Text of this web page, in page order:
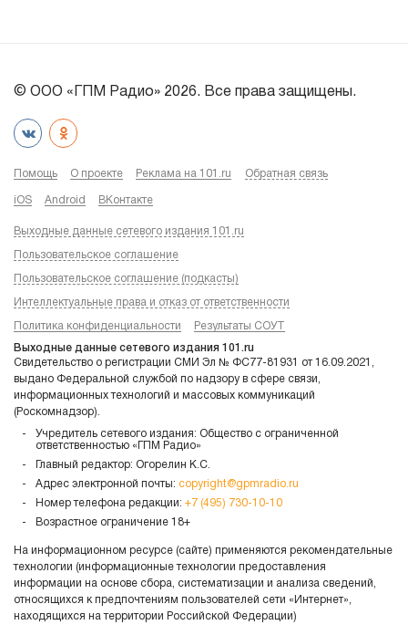
© ООО «ГПМ Радио» 2026. Все права защищены.
Помощь О проекте Реклама на 101.ru Обратная связь
iOS Android ВКонтакте
Выходные данные сетевого издания 101.ru
Пользовательское соглашение
Пользовательское соглашение (подкасты)
Интеллектуальные права и отказ от ответственности
Политика конфиденциальности Результаты СОУТ
Выходные данные сетевого издания 101.ru
Свидетельство о регистрации СМИ Эл № ФС77-81931 от 16.09.2021,
выдано Федеральной службой по надзору в сфере связи,
информационных технологий и массовых коммуникаций
(Роскомнадзор).
Учредитель сетевого издания: Общество с ограниченной
ответственностью «ГПМ Радио»
Главный редактор: Огорелин К.С.
Адрес электронной почты: copyright@gpmradio.ru
Номер телефона редакции: +7 (495) 730-10-10
Возрастное ограничение 18+
На информационном ресурсе (сайте) применяются рекомендательные
технологии (информационные технологии предоставления
информации на основе сбора, систематизации и анализа сведений,
относящихся к предпочтениям пользователей сети «Интернет»,
находящихся на территории Российской Федерации)